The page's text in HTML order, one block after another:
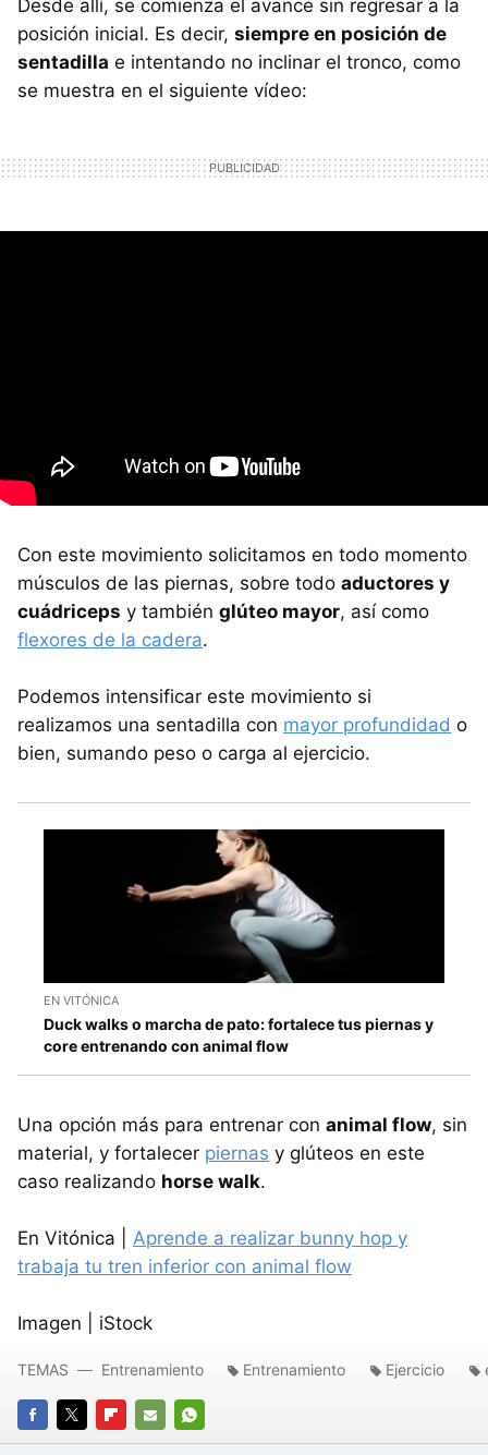
Desde allí, se comienza el avance sin regresar a la
posición inicial. Es decir, siempre en posición de
sentadilla e intentando no inclinar el tronco, como
se muestra en el siguiente vídeo:
Con este movimiento solicitamos en todo momento
músculos de las piernas, sobre todo aductores y
cuádriceps y también glúteo mayor, así como
flexores de la cadera.
Podemos intensificar este movimiento si
realizamos una sentadilla con mayor profundidad o
bien, sumando peso o carga al ejercicio.
EN VITÓNICA
Duck walks o marcha de pato: fortalece tus piernas y
core entrenando con animal flow
Una opción más para entrenar con animal flow, sin
material, y fortalecer piernas y glúteos en este
caso realizando horse walk.
En Vitónica | Aprende a realizar bunny hop y
trabaja tu tren inferior con animal flow
Imagen | iStock
FACEBOOK
TWITTERFLIPBOARD
E-
WHATSAPP
TEMAS Entrenamiento Entrenamiento Ejercicio